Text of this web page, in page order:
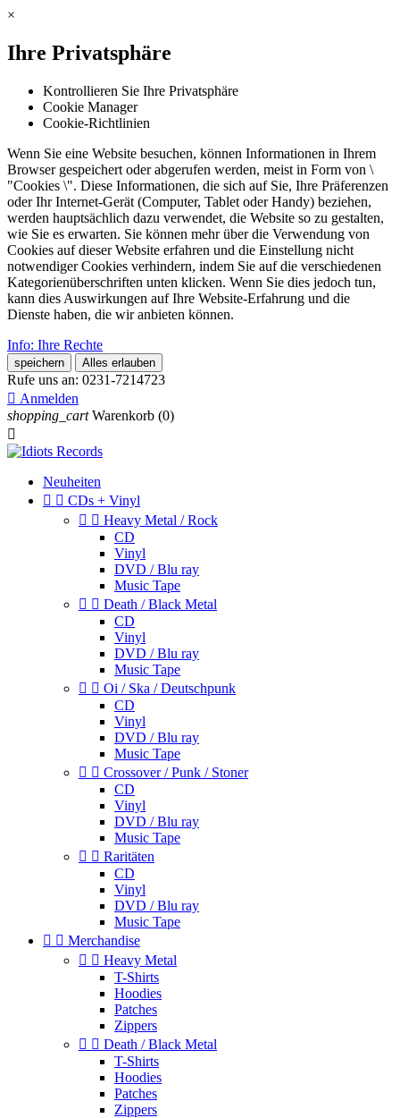
×
Ihre Privatsphäre
Kontrollieren Sie Ihre Privatsphäre
Cookie Manager
Cookie-Richtlinien
Wenn Sie eine Website besuchen, können Informationen in Ihrem
Browser gespeichert oder abgerufen werden, meist in Form von \
"Cookies \". Diese Informationen, die sich auf Sie, Ihre Präferenzen
oder Ihr Internet-Gerät (Computer, Tablet oder Handy) beziehen,
werden hauptsächlich dazu verwendet, die Website so zu gestalten,
wie Sie es erwarten. Sie können mehr über die Verwendung von
Cookies auf dieser Website erfahren und die Einstellung nicht
notwendiger Cookies verhindern, indem Sie auf die verschiedenen
Kategorienüberschriften unten klicken. Wenn Sie dies jedoch tun,
kann dies Auswirkungen auf Ihre Website-Erfahrung und die
Dienste haben, die wir anbieten können.
Info: Ihre Rechte
speichern Alles erlauben
Rufe uns an: 0231-7214723
 Anmelden
shopping_cart Warenkorb (0)

Neuheiten
  CDs + Vinyl
  Heavy Metal / Rock
CD
Vinyl
DVD / Blu ray
Music Tape
  Death / Black Metal
CD
Vinyl
DVD / Blu ray
Music Tape
  Oi / Ska / Deutschpunk
CD
Vinyl
DVD / Blu ray
Music Tape
  Crossover / Punk / Stoner
CD
Vinyl
DVD / Blu ray
Music Tape
  Raritäten
CD
Vinyl
DVD / Blu ray
Music Tape
  Merchandise
  Heavy Metal
T-Shirts
Hoodies
Patches
Zippers
  Death / Black Metal
T-Shirts
Hoodies
Patches
Zippers